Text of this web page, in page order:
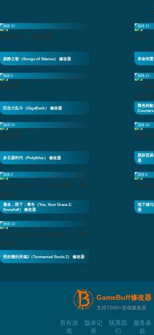
加强 31
寂静之歌（Songs of Silence） 修改器
加强 21
革命闲
加强 5
巨击大乱斗（GigaBash） 修改器
加强 21
黑色间
Couriers
加强 20
多石器时代（Polylithic） 修改器
加强 30
星际贸
器
加强 2
遵命，陛下：寒冬（Yes, Your Grace 2:
Snowfall） 修改器
加强 8
地下城
器
加强 13
受折磨的灵魂2（Tormented Souls 2） 修改器
GameBuff修改器
支持7000+游戏修改器
所有游
戏
版本记
录
联系我
们
服务条
款